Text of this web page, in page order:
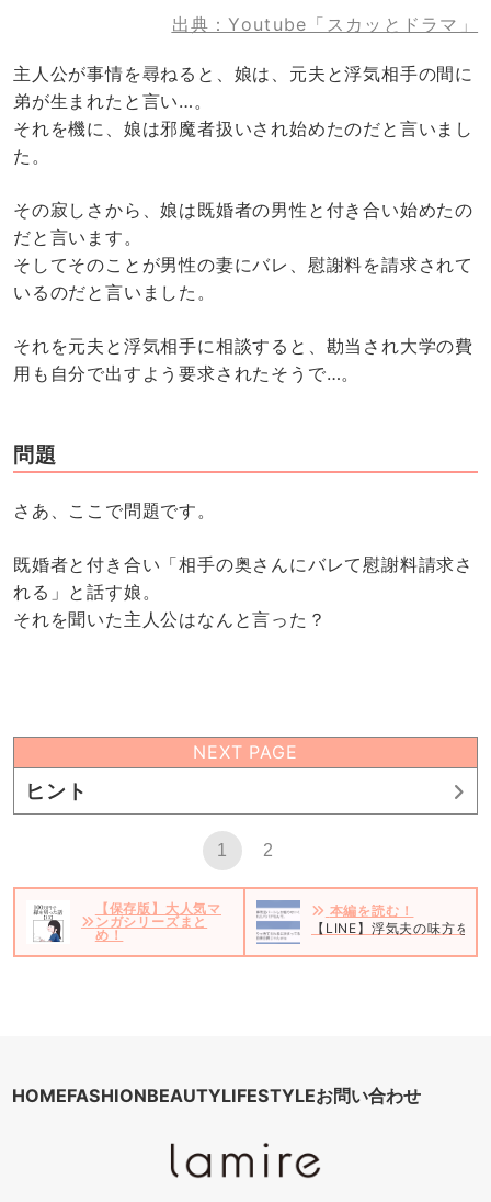
出典：Youtube「スカッとドラマ」
主人公が事情を尋ねると、娘は、元夫と浮気相手の間に
弟が生まれたと言い…。
それを機に、娘は邪魔者扱いされ始めたのだと言いまし
た。
その寂しさから、娘は既婚者の男性と付き合い始めたの
だと言います。
そしてそのことが男性の妻にバレ、慰謝料を請求されて
いるのだと言いました。
それを元夫と浮気相手に相談すると、勘当され大学の費
用も自分で出すよう要求されたそうで…。
問題
さあ、ここで問題です。
既婚者と付き合い「相手の奥さんにバレて慰謝料請求さ
れる」と話す娘。
それを聞いた主人公はなんと言った？
NEXT PAGE
ヒント
1 2
【保存版】大人気マ
ンガシリーズまと
め！
本編を読む！
【LINE】浮気夫の味方を
HOMEFASHIONBEAUTYLIFESTYLEお問い合わせ